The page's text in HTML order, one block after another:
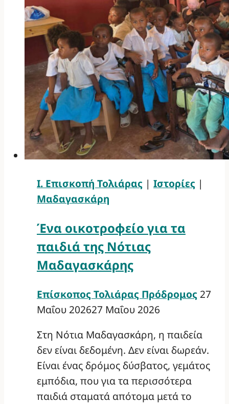
Ι. Επισκοπή Τολιάρας | Ιστορίες |
Μαδαγασκάρη
Ένα οικοτροφείο για τα
παιδιά της Νότιας
Μαδαγασκάρης
Επίσκοπος Τολιάρας Πρόδρομος 27
Μαΐου 202627 Μαΐου 2026
Στη Νότια Μαδαγασκάρη, η παιδεία
δεν είναι δεδομένη. Δεν είναι δωρεάν.
Είναι ένας δρόμος δύσβατος, γεμάτος
εμπόδια, που για τα περισσότερα
παιδιά σταματά απότομα μετά το